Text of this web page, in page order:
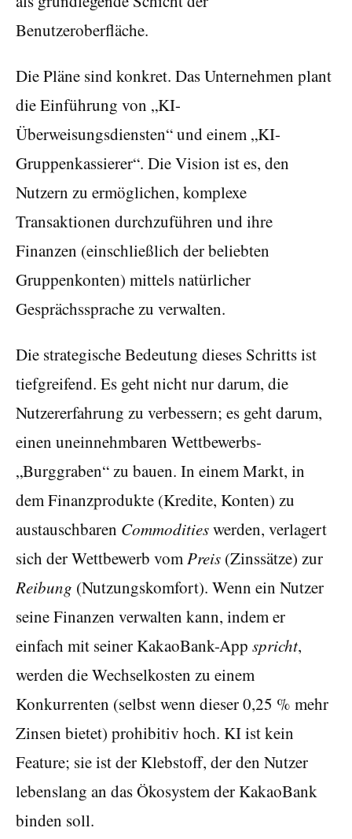
Benutzeroberfläche.
Die Pläne sind konkret. Das Unternehmen plant
die Einführung von „KI-
Überweisungsdiensten“ und einem „KI-
Gruppenkassierer“. Die Vision ist es, den
Nutzern zu ermöglichen, komplexe
Transaktionen durchzuführen und ihre
Finanzen (einschließlich der beliebten
Gruppenkonten) mittels natürlicher
Gesprächssprache zu verwalten.
Die strategische Bedeutung dieses Schritts ist
tiefgreifend. Es geht nicht nur darum, die
Nutzererfahrung zu verbessern; es geht darum,
einen uneinnehmbaren Wettbewerbs-
„Burggraben“ zu bauen. In einem Markt, in
dem Finanzprodukte (Kredite, Konten) zu
austauschbaren Commoditieswerden, verlagert
sich der Wettbewerb vomPreis (Zinssätze) zur
Reibung (Nutzungskomfort). Wenn ein Nutzer
seine Finanzen verwalten kann, indem er
einfach mit seiner KakaoBank-App spricht,
werden die Wechselkosten zu einem
Konkurrenten (selbst wenn dieser 0,25 % mehr
Zinsen bietet) prohibitiv hoch. KI ist kein
Feature; sie ist der Klebstoff, der den Nutzer
lebenslang an das Ökosystem der KakaoBank
binden soll.